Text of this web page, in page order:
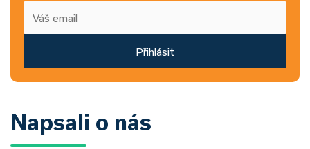
Přihlásit
Napsali o nás